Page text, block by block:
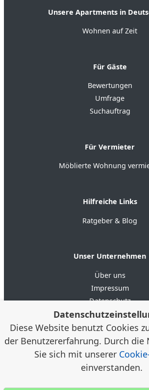
Unsere Apartments in
Wohnen auf Zeit
Für Gäste
Bewertungen
Umfrage
Suchauftrag
Für Vermieter
Möblierte Wohnung
Hilfreiche Links
Ratgeber & Blog
Unser Unternehmen
Über uns
Impressum
Datenschutz
AGB
Google Bewertungen 4.6
Diese Website benutzt Cookies
der Benutzererfahrung. Durch die
Sie sich mit unserer
einverstanden.